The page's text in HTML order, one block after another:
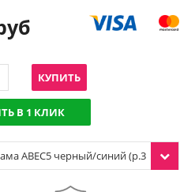
КУПИТЬ
В 1 КЛИК
ABEC5 черный/синий (р.3
6)